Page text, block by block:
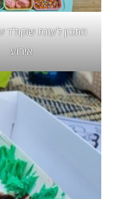
מתכון לעוגת
אירוע